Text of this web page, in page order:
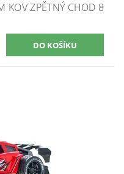
KOV ZPĚTNÝ CHOD 8